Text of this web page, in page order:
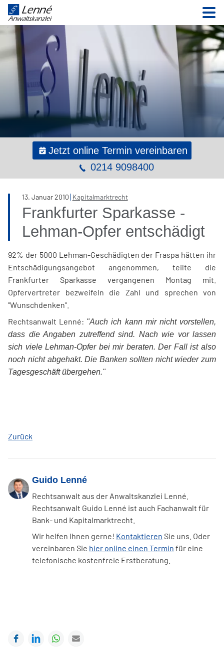
Jetzt online Termin vereinbaren
0214 9098400
13. Januar2010 Kapitalmarktrecht
Frankfurter Sparkasse -
Lehman-Opfer entschädigt
92% der 5000 Lehman-Geschädigten der Fraspa hätten ihr
Entschädigungsangebot angenommen, teilte die
Frankfurter Sparkasse vergangenen Montag mit.
Opfervertreter bezweifeln die Zahl und sprechen von
"Wunschdenken".
Rechtsanwalt Lenné: "Auch ich kann mir nicht vorstellen,
dass die Angaben zutreffend sind. Nach wie vor lassen
sich viele Lehman-Opfer bei mir beraten. Der Fall ist also
noch nicht abgehakt. Die Banken sollten nicht wieder zum
Tagesgeschäft übergehen."
Zurück
Guido Lenné
Rechtsanwalt aus der Anwaltskanzlei Lenné.
Rechtsanwalt Guido Lenné ist auch Fachanwalt für
Bank- und Kapitalmarktrecht.
Wir helfen Ihnen gerne! Kontaktieren Sie uns. Oder
vereinbaren Sie hier online einen Termin für eine
telefonische kostenfreie Erstberatung.
FacebookLinkedInWhatsApp